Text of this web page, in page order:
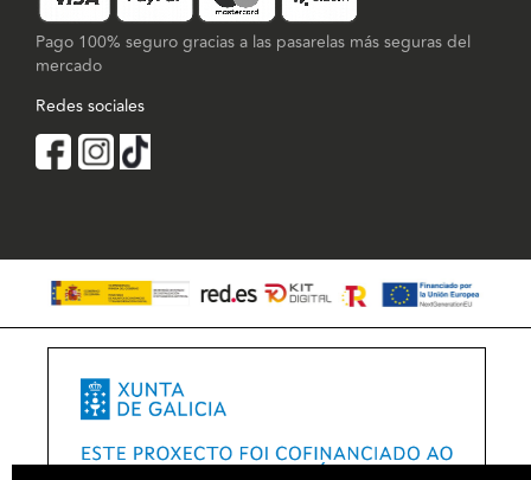
Pago 100% seguro gracias a las pasarelas más seguras del
mercado
Redes sociales